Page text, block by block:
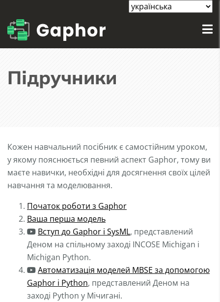
Підручники
Кожен навчальний посібник є самостійним уроком,
у якому пояснюється певний аспект Gaphor, тому ви
маєте навички, необхідні для досягнення своїх цілей
навчання та моделювання.
Початок роботи з Gaphor
Ваша перша модель
Вступ до Gaphor і SysML, представлений
Деном на спільному заході INCOSE Michigan і
Michigan Python.
Автоматизація моделей MBSE за допомогою
Gaphor і Python, представлений Деном на
заході Python у Мічигані.